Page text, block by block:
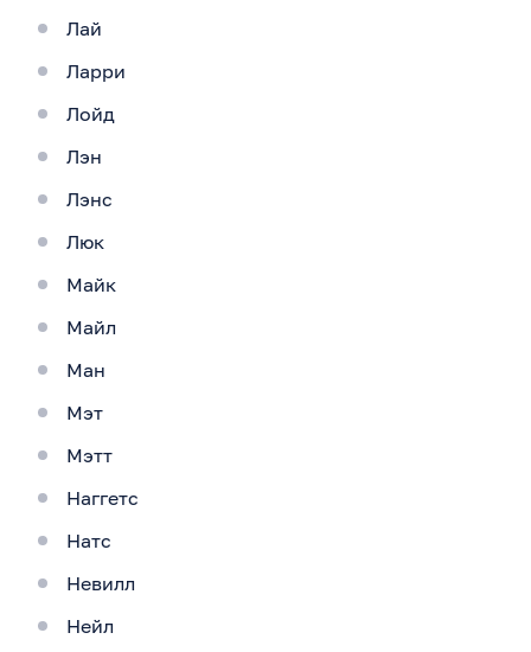
Лай
Ларри
Лойд
Лэн
Лэнс
Люк
Майк
Майл
Ман
Мэт
Мэтт
Наггетс
Натс
Невилл
Нейл